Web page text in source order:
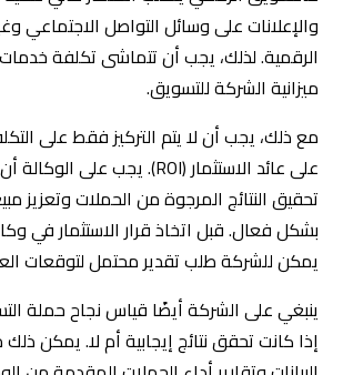
يمكن للشركة طلب تقدير محتمل لتوقعات
ينبغي على الشركة أيضًا قياس نجاح حملة
إذا كانت تحقق نتائج إيجابية أم لا. يمكن ذلك
البيانات وتقارير أداء الحملات المقدمة من
أن يساعد الشركة على اتخاذ قرارات
استراتيجياتها المستقبلية.
إذا كنت تبحث عن وكالة تسويق رقمي في
والعائد على الاستثمار أمورًا هامة، يمكنك
للتسويق الإلكتروني. يمكنك مراسلتنا عبر البريد
Info@eltzam.sa أو الاتصال على الرقم +966506600096.